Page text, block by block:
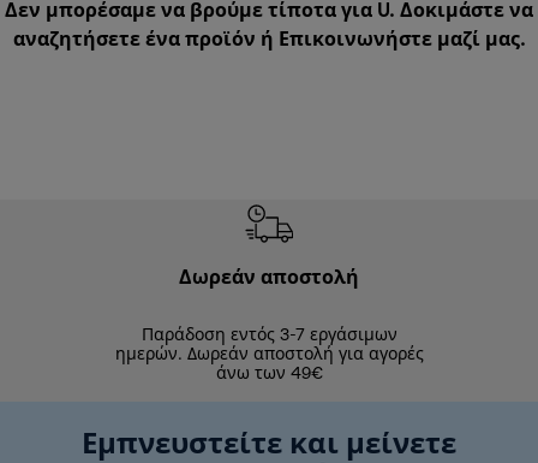
Δεν μπορέσαμε να βρούμε τίποτα για U. Δοκιμάστε να
αναζητήσετε ένα προϊόν ή Επικοινωνήστε μαζί μας.
Δωρεάν αποστολή
Παράδοση εντός 3-7 εργάσιμων
ημερών. Δωρεάν αποστολή για αγορές
άνω των 49€
Εμπνευστείτε και μείνετε